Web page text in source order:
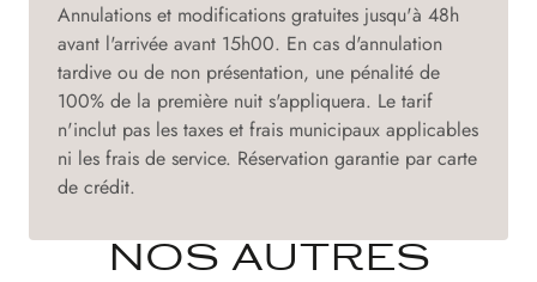
Annulations et modifications gratuites jusqu'à 48h
avant l'arrivée avant 15h00. En cas d'annulation
tardive ou de non présentation, une pénalité de
100% de la première nuit s'appliquera. Le tarif
n'inclut pas les taxes et frais municipaux applicables
ni les frais de service. Réservation garantie par carte
de crédit.
NOS AUTRES